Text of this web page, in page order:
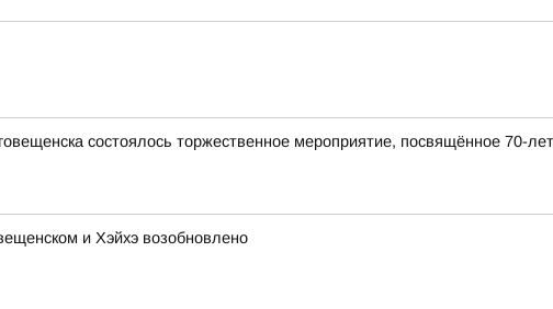
состоялось торжественное мероприятие, посвящённое 70-
и Хэйхэ возобновлено